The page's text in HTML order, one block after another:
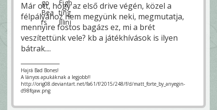
Már ott, hogy az első drive végén, közel a
félpályához nem megyünk neki, megmutatja,
mennyire fostos bagázs ez, mi a brét
veszítettünk vele? kb a játékhívások is ilyen
bátrak....
Hajrá Bad Bones!
A lányos apukáknak a legjobb!!
http://orig08.deviantart.net/fa61/f/2015/248/f/d/matt_forte_by_anyegin-
d98fqaw.png